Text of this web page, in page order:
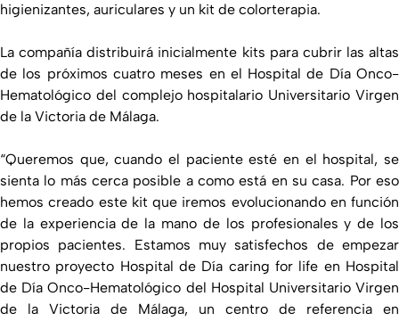
higienizantes, auriculares y un kit de colorterapia.
La compañía distribuirá inicialmente kits para cubrir las altas
de los próximos cuatro meses en el Hospital de Día Onco-
Hematológico del complejo hospitalario Universitario Virgen
de la Victoria de Málaga.
“Queremos que, cuando el paciente esté en el hospital, se
sienta lo más cerca posible a como está en su casa. Por eso
hemos creado este kit que iremos evolucionando en función
de la experiencia de la mano de los profesionales y de los
propios pacientes. Estamos muy satisfechos de empezar
nuestro proyecto Hospital de Día caring for life en Hospital
de Día Onco-Hematológico del Hospital Universitario Virgen
de la Victoria de Málaga, un centro de referencia en